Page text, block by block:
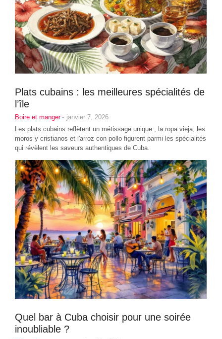
Plats cubains : les meilleures spécialités de
l’île
Boire et manger - janvier 7, 2026
Les plats cubains reflètent un métissage unique ; la ropa vieja, les
moros y cristianos et l'arroz con pollo figurent parmi les spécialités
qui révèlent les saveurs authentiques de Cuba.
Quel bar à Cuba choisir pour une soirée
inoubliable ?